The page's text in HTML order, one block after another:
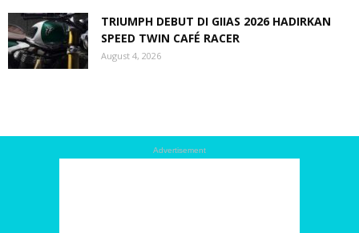
TRIUMPH DEBUT DI GIIAS 2026 HADIRKAN
SPEED TWIN CAFÉ RACER
August 4, 2026
Advertisement